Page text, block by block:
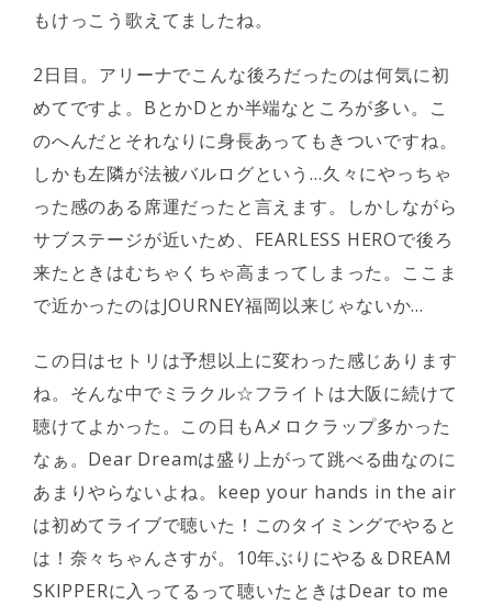
もけっこう歌えてましたね。
2日目。アリーナでこんな後ろだったのは何気に初
めてですよ。BとかDとか半端なところが多い。こ
のへんだとそれなりに身長あってもきついですね。
しかも左隣が法被バルログという…久々にやっちゃ
った感のある席運だったと言えます。しかしながら
サブステージが近いため、FEARLESS HEROで後ろ
来たときはむちゃくちゃ高まってしまった。ここま
で近かったのはJOURNEY福岡以来じゃないか…
この日はセトリは予想以上に変わった感じあります
ね。そんな中でミラクル☆フライトは大阪に続けて
聴けてよかった。この日もAメロクラップ多かった
なぁ。Dear Dreamは盛り上がって跳べる曲なのに
あまりやらないよね。keep your hands in the air
は初めてライブで聴いた！このタイミングでやると
は！奈々ちゃんさすが。10年ぶりにやる＆DREAM
SKIPPERに入ってるって聴いたときはDear to me